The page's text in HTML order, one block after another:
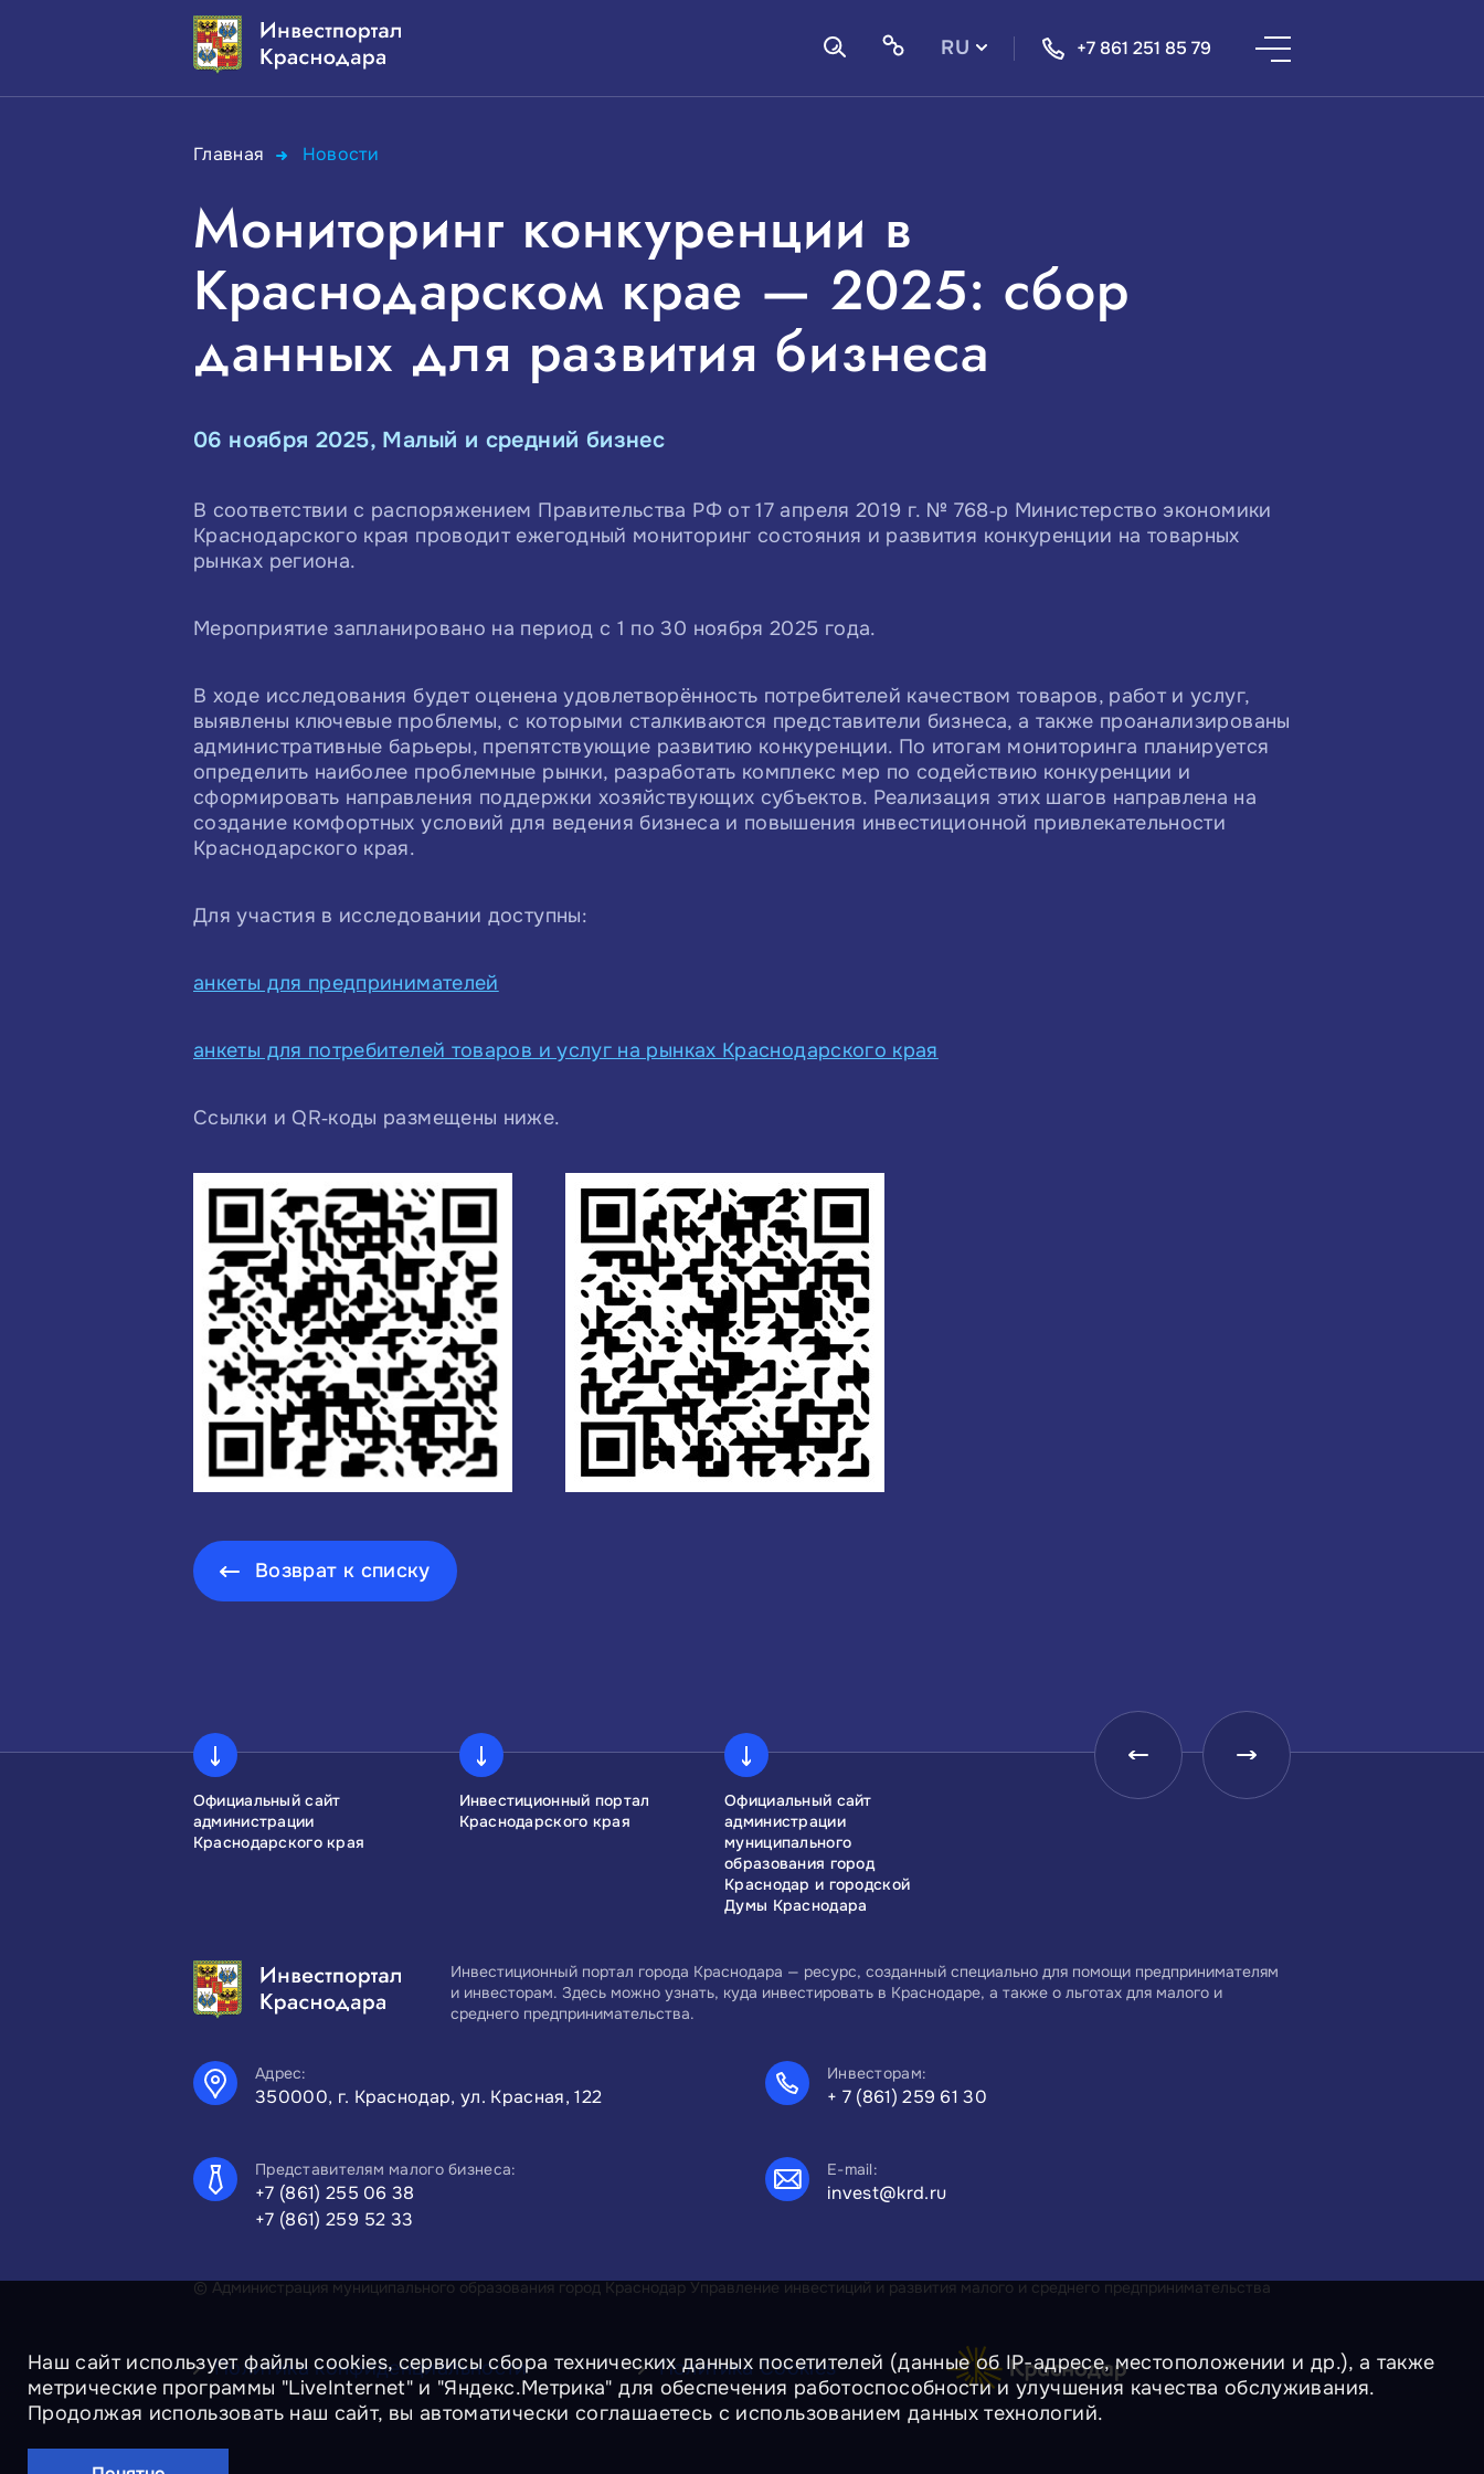
RU
+7 861 251 85 79
Главная Новости
Мониторинг конкуренции в
Краснодарском крае — 2025: сбор
данных для развития бизнеса
06 ноября 2025, Малый и средний бизнес
В соответствии с распоряжением Правительства РФ от 17 апреля 2019 г. № 768‑р Министерство экономики
Краснодарского края проводит ежегодный мониторинг состояния и развития конкуренции на товарных
рынках региона.
Мероприятие запланировано на период с 1 по 30 ноября 2025 года.
В ходе исследования будет оценена удовлетворённость потребителей качеством товаров, работ и услуг,
выявлены ключевые проблемы, с которыми сталкиваются представители бизнеса, а также проанализированы
административные барьеры, препятствующие развитию конкуренции. По итогам мониторинга планируется
определить наиболее проблемные рынки, разработать комплекс мер по содействию конкуренции и
сформировать направления поддержки хозяйствующих субъектов. Реализация этих шагов направлена на
создание комфортных условий для ведения бизнеса и повышения инвестиционной привлекательности
Краснодарского края.
Для участия в исследовании доступны:
анкеты для предпринимателей
анкеты для потребителей товаров и услуг на рынках Краснодарского края
Ссылки и QR‑коды размещены ниже.
Возврат к списку
Официальный сайт
администрации
Краснодарского края
Инвестиционный портал
Краснодарского края
Официальный сайт
администрации
муниципального
образования город
Краснодар и городской
Думы Краснодара
Малое и среднее
Центр координации
Инвестиционный портал города Краснодара — ресурс, созданный специально для помощи предпринимателям
и инвесторам. Здесь можно узнать, куда инвестировать в Краснодаре, а также о льготах для малого и
среднего предпринимательства.
Адрес:
350000, г. Краснодар, ул. Красная, 122
Инвесторам:
+ 7 (861) 259 61 30
Представителям малого бизнеса:
+7 (861) 255 06 38
+7 (861) 259 52 33
E-mail:
invest@krd.ru
© Администрация муниципального образования город Краснодар Управление инвестиций и развития малого и среднего предпринимательства
Политика конфиденциальности Политика Cookies
Наш сайт использует файлы cookies, сервисы сбора технических данных посетителей (данные об IP-адресе, местоположении и др.), а также
метрические программы "LiveInternet" и "Яндекс.Метрика" для обеспечения работоспособности и улучшения качества обслуживания.
Продолжая использовать наш сайт, вы автоматически соглашаетесь с использованием данных технологий.